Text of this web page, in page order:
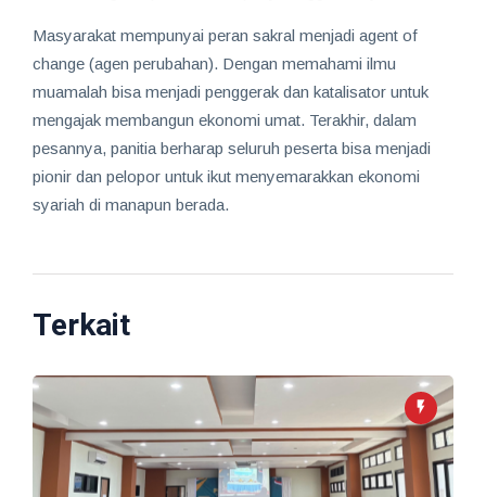
Masyarakat mempunyai peran sakral menjadi agent of
change (agen perubahan). Dengan memahami ilmu
muamalah bisa menjadi penggerak dan katalisator untuk
mengajak membangun ekonomi umat. Terakhir, dalam
pesannya, panitia berharap seluruh peserta bisa menjadi
pionir dan pelopor untuk ikut menyemarakkan ekonomi
syariah di manapun berada.
Terkait